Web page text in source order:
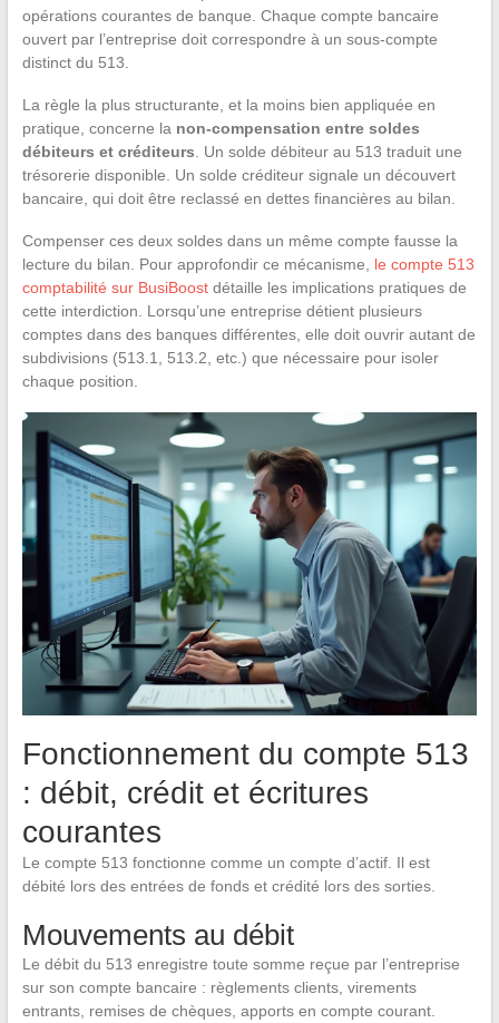
opérations courantes de banque. Chaque compte bancaire
ouvert par l’entreprise doit correspondre à un sous-compte
distinct du 513.
La règle la plus structurante, et la moins bien appliquée en
pratique, concerne la non-compensation entre soldes
débiteurs et créditeurs . Un solde débiteur au 513 traduit une
trésorerie disponible. Un solde créditeur signale un découvert
bancaire, qui doit être reclassé en dettes financières au bilan.
Compenser ces deux soldes dans un même compte fausse la
lecture du bilan. Pour approfondir ce mécanisme, le compte 513
comptabilité sur BusiBoostdétaille les implications pratiques de
cette interdiction. Lorsqu’une entreprise détient plusieurs
comptes dans des banques différentes, elle doit ouvrir autant de
subdivisions (513.1, 513.2, etc.) que nécessaire pour isoler
chaque position.
Fonctionnement du compte 513
: débit, crédit et écritures
courantes
Le compte 513 fonctionne comme un compte d’actif. Il est
débité lors des entrées de fonds et crédité lors des sorties.
Mouvements au débit
Le débit du 513 enregistre toute somme reçue par l’entreprise
sur son compte bancaire : règlements clients, virements
entrants, remises de chèques, apports en compte courant.